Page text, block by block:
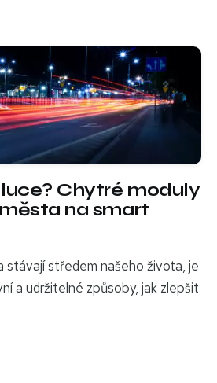
Chytré moduly
na smart
stávají středem našeho života, je
a udržitelné způsoby, jak zlepšit